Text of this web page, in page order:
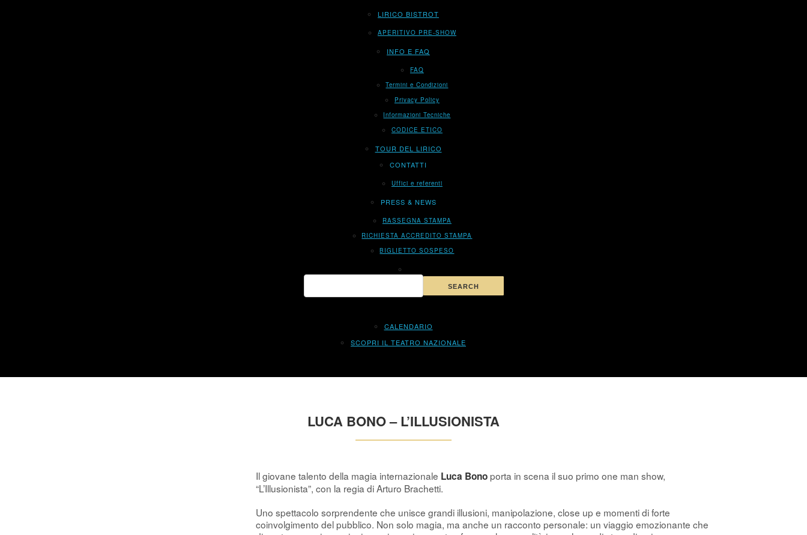
LIRICO BISTROT
APERITIVO PRE-SHOW
INFO E FAQ
FAQ
Termini e Condizioni
Privacy Policy
Informazioni Tecniche
CODICE ETICO
TOUR DEL LIRICO
CONTATTI
Uffici e referenti
PRESS & NEWS
RASSEGNA STAMPA
RICHIESTA ACCREDITO STAMPA
BIGLIETTO SOSPESO
CALENDARIO
SCOPRI IL TEATRO NAZIONALE
LUCA BONO – L’ILLUSIONISTA
Il giovane talento della magia internazionale Luca Bonoporta in scena il suo primo one man show,
“L’Illusionista”, con la regia di Arturo Brachetti.
Uno spettacolo sorprendente che unisce grandi illusioni, manipolazione, close up e momenti di forte
coinvolgimento del pubblico. Non solo magia, ma anche un racconto personale: un viaggio emozionante che